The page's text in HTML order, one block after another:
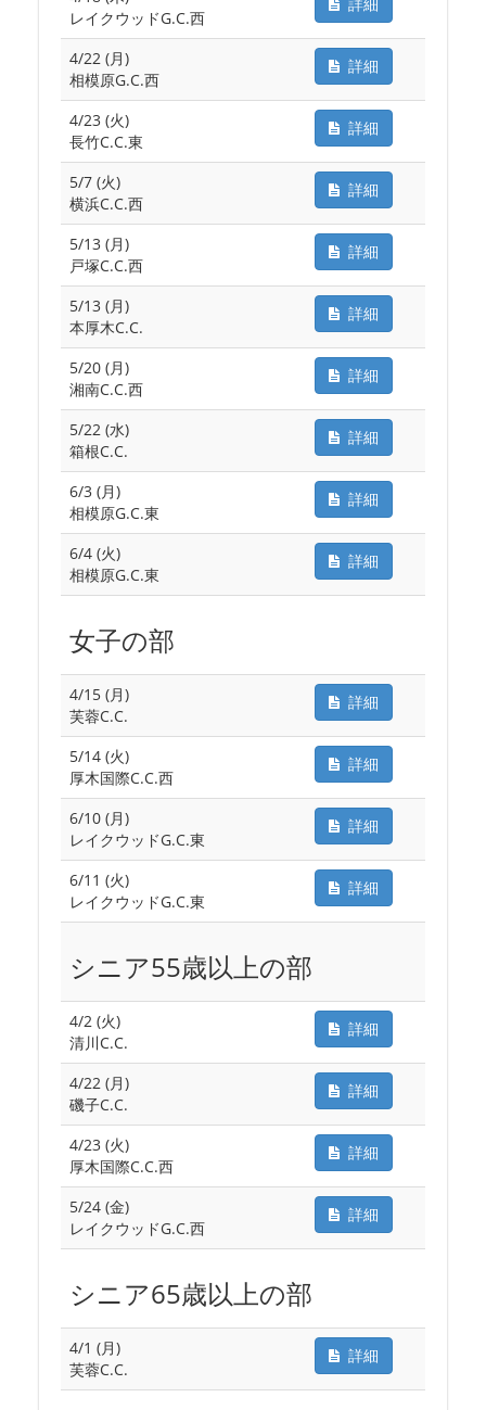
レイクウッドG.C.西
4/22 (月)
相模原G.C.西
詳細
4/23 (火)
長竹C.C.東
詳細
5/7 (火)
横浜C.C.西
詳細
5/13 (月)
戸塚C.C.西
詳細
5/13 (月)
本厚木C.C.
詳細
5/20 (月)
湘南C.C.西
詳細
5/22 (水)
箱根C.C.
詳細
6/3 (月)
相模原G.C.東
詳細
6/4 (火)
相模原G.C.東
詳細
女子の部
4/15 (月)
芙蓉C.C.
詳細
5/14 (火)
厚木国際C.C.西
詳細
6/10 (月)
レイクウッドG.C.東
詳細
6/11 (火)
レイクウッドG.C.東
詳細
シニア55歳以上の部
4/2 (火)
清川C.C.
詳細
4/22 (月)
磯子C.C.
詳細
4/23 (火)
厚木国際C.C.西
詳細
5/24 (金)
レイクウッドG.C.西
詳細
シニア65歳以上の部
4/1 (月)
芙蓉C.C.
詳細